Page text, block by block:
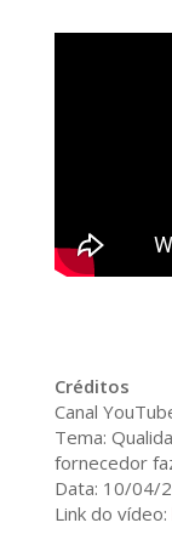
Créditos
Canal
Tema:
fornecedor
Data: 10/04/
Link do vídeo: